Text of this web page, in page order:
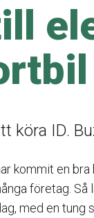
köra ID.
kommit en
företag. Så
med en tung